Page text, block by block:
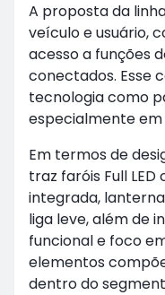
A proposta da
veículo e usuário,
acesso a funções
conectados. Esse
tecnologia como
especialmente
Em termos de
traz faróis Full
integrada,
liga leve, além de
funcional e foco
elementos
dentro do